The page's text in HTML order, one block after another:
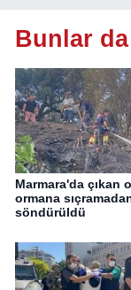
Bunlar
Marmara'da çıkan
ormana
söndürüldü